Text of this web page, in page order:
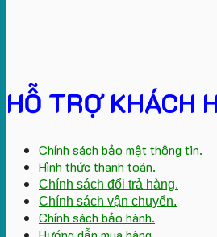
HỖ TRỢ KHÁCH
Chính sách bảo mật thông tin.
Hình thức thanh toán.
Chính sách đổi trả hàng.
Chính sách vận chuyển.
Chính sách bảo hành.